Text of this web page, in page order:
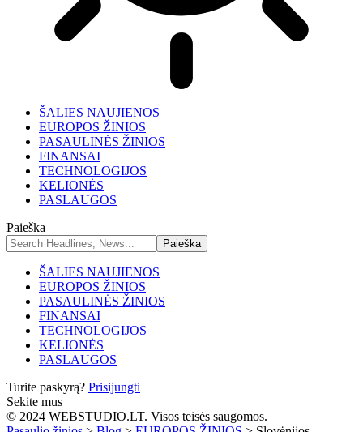
ŠALIES NAUJIENOS
EUROPOS ŽINIOS
PASAULINĖS ŽINIOS
FINANSAI
TECHNOLOGIJOS
KELIONĖS
PASLAUGOS
Paieška
ŠALIES NAUJIENOS
EUROPOS ŽINIOS
PASAULINĖS ŽINIOS
FINANSAI
TECHNOLOGIJOS
KELIONĖS
PASLAUGOS
Turite paskyrą? Prisijungti
Sekite mus
© 2024 WEBSTUDIO.LT. Visos teisės saugomos.